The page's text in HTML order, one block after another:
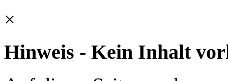
×
Hinweis - Kein Inhalt